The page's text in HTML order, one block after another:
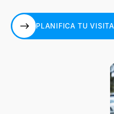
PLANIFICA TU VISITA